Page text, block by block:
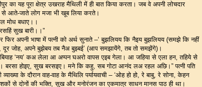
का यह पूरा क्षेत्र उखराह मैथिली में ही बात किया करता। जब वे अपनी लोचदार
आते-जाते लोग मजा भी खूब लिया करते।
मोध बधाए।।
सुख बारी।।”
फिर अपनी भाषा में पत्नी को अर्थ सुनाते –‘ बुझलियय कि नैइय बुझलियय (समझे कि नहीं
दूर जोह, अपने बुझेबय तब नैअ बुझ्बई’ (आप समझायेंगे, तब तो समझेंगे)।
बियाह ‘नय’ कअ लेला आ अप्पन घअरो वापस एइब गेला। आ जहिया से एला हन, तहिये से
होइए, सुख बरसइए। मने कि कहु, सब गोटा आनंद लअ रहल अछि।” पत्नी पति
व्याख्या के दौरान वाह-वाह के मैथिलि पर्यायवाची – ‘ओह हो हो, रे बाबु, रे सोना, केहन
से दोनों की भक्ति, सुख और मनोरंजन का एकमात्र साधन मानस पाठ ही था।